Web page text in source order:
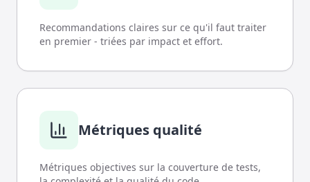
Recommandations claires sur ce qu'il faut traiter
en premier - triées par impact et effort.
Métriques qualité
Métriques objectives sur la couverture de tests,